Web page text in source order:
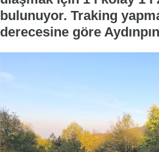
bulunuyor. Traking
derecesine göre